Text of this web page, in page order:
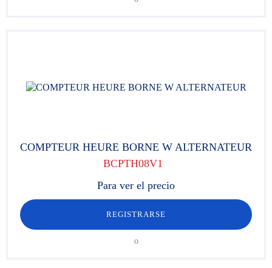
COMPTEUR HEURE BORNE W ALTERNATEUR
BCPTH08V1
Para ver el precio
REGISTRARSE
o